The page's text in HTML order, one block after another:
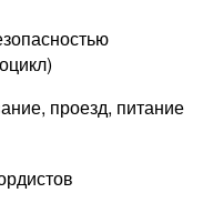
проезд, питание